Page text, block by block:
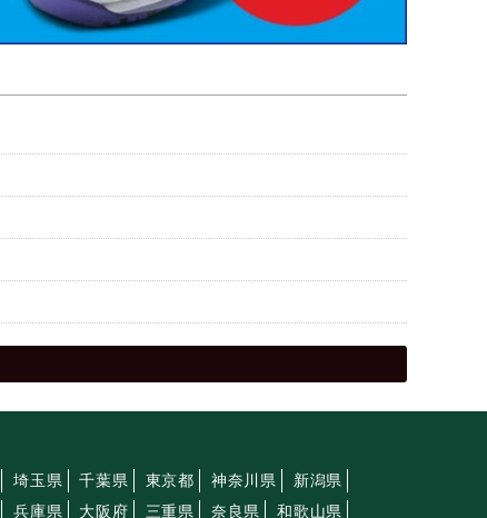
埼玉県 千葉県 東京都 神奈川県
新潟県
兵庫県 大阪府 三重県 奈良県 和歌山県